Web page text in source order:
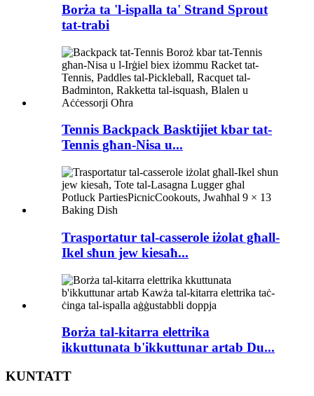
Borża ta 'l-ispalla ta' Strand Sprout
tat-trabi
Tennis Backpack Basktijiet kbar tat-
Tennis għan-Nisa u...
Trasportatur tal-casserole iżolat għall-
Ikel sħun jew kiesaħ...
Borża tal-kitarra elettrika
ikkuttunata b'ikkuttunar artab Du...
KUNTATT